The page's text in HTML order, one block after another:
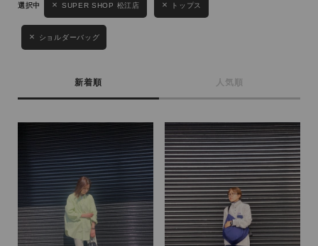
キーワード
性別
MENS LADIES KIDS
SUPER SHOP 松江店 トップス
ショルダーバッグ
新着順 人気順